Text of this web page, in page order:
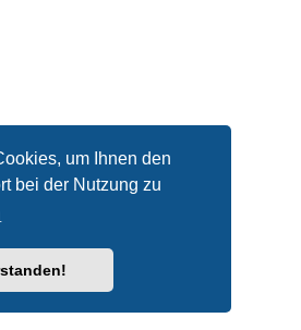
um Ihnen den
bei der Nutzung zu